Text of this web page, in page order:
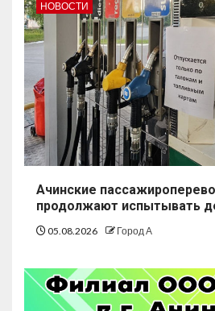
НОВОСТИ
Ачинские
продолжают испытывать
05.08.2026 Город А